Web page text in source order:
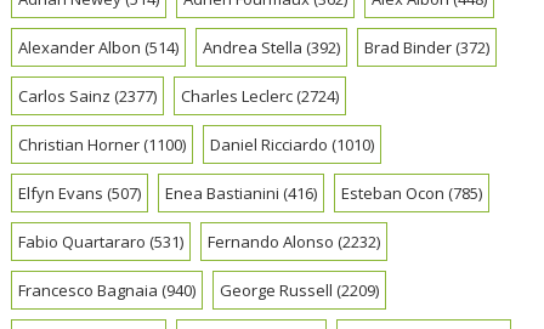
Alexander Albon (514) Andrea Stella (392) Brad Binder(372)
Carlos Sainz (2377) Charles Leclerc(2724)
Christian Horner(1100) Daniel Ricciardo (1010)
Elfyn Evans (507) Enea Bastianini (416) Esteban Ocon (785)
Fabio Quartararo (531) Fernando Alonso (2232)
Francesco Bagnaia (940) George Russell (2209)